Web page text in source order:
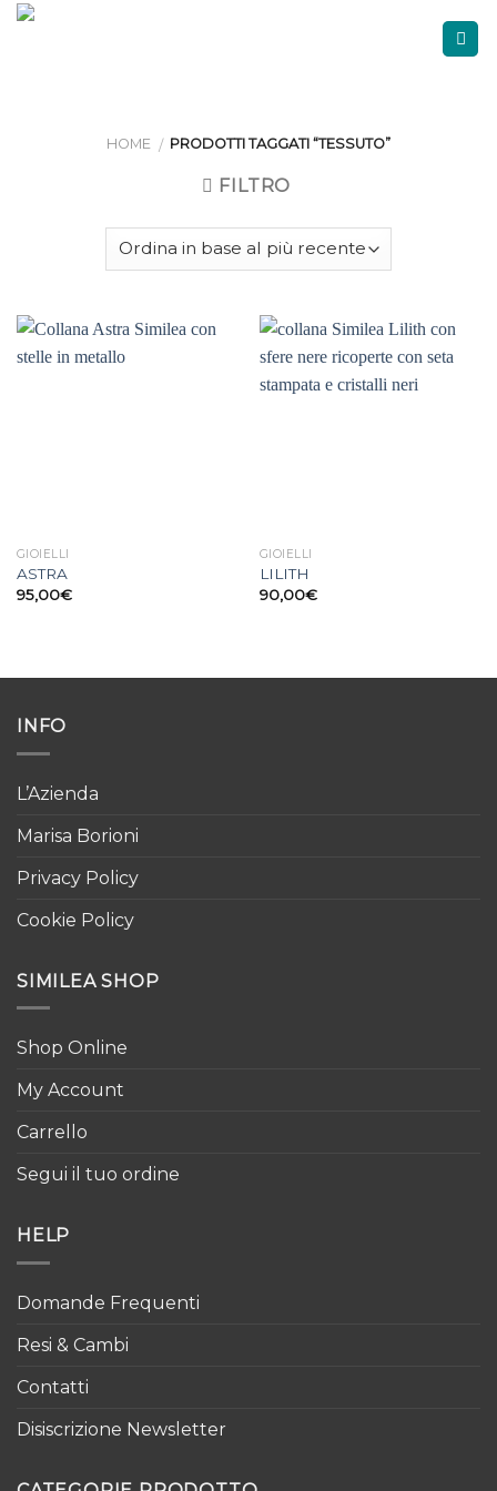
Skip
HOME / PRODOTTI TAGGATI “TESSUTO”
FILTRO
GIOIELLI
ASTRA
95,00€
GIOIELLI
LILITH
90,00€
INFO
L’Azienda
Marisa Borioni
Privacy Policy
Cookie Policy
SIMILEA SHOP
Shop Online
My Account
Carrello
Segui il tuo ordine
HELP
Domande Frequenti
Resi & Cambi
Contatti
Disiscrizione Newsletter